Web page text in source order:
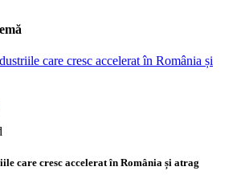
care cresc accelerat în România și atrag